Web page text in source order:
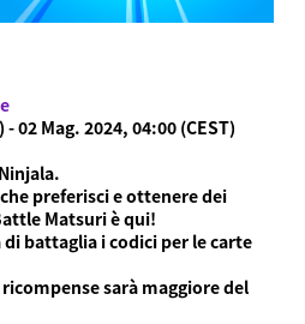
Cos'è Ninjala?
Ninjala?
di gioco
Ninja
Arene
02 Mag. 2024, 04:00 (CEST)
preferisci e ottenere dei
Matsuri è qui!
battaglia i codici per le carte
sarà maggiore del